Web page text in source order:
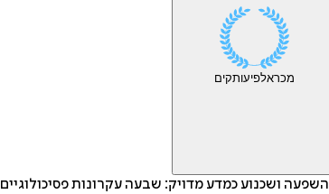
מכראלפיעותקים
השפעה ושכנוע כמדע מדויק: שבעה עקרונות פסיכולוגיים